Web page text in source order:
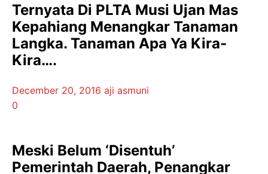
Ternyata Di PLTA Musi Ujan Mas
Kepahiang Menangkar Tanaman
Langka. Tanaman Apa Ya Kira-
Kira….
December 20, 2016 aji asmuni
0
Meski Belum ‘Disentuh’
Pemerintah Daerah, Penangkar